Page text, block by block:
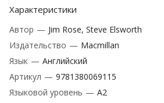
Характеристики
Автор — Jim Rose, Steve Elsworth
Издательство — Macmillan
Язык — Английский
Артикул — 9781380069115
Языковой уровень — A2